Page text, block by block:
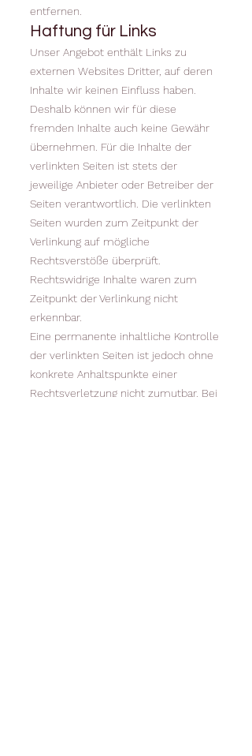
entfernen.
Haftung für Links
Unser Angebot enthält Links zu
externen Websites Dritter, auf deren
Inhalte wir keinen Einfluss haben.
Deshalb können wir für diese
fremden Inhalte auch keine Gewähr
übernehmen. Für die Inhalte der
verlinkten Seiten ist stets der
jeweilige Anbieter oder Betreiber der
Seiten verantwortlich. Die verlinkten
Seiten wurden zum Zeitpunkt der
Verlinkung auf mögliche
Rechtsverstöße überprüft.
Rechtswidrige Inhalte waren zum
Zeitpunkt der Verlinkung nicht
erkennbar.
Eine permanente inhaltliche Kontrolle
der verlinkten Seiten ist jedoch ohne
konkrete Anhaltspunkte einer
Rechtsverletzung nicht zumutbar. Bei